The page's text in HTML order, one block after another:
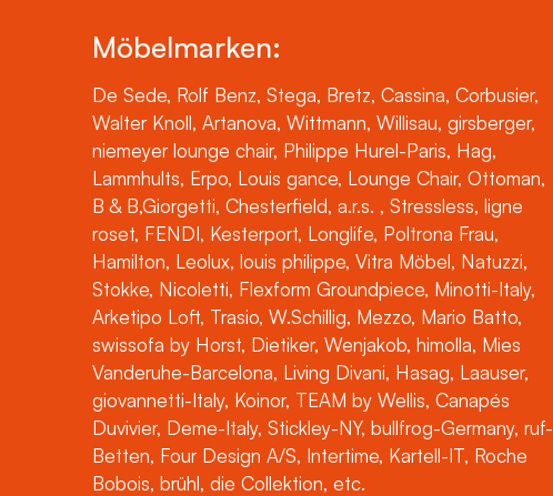
Möbelmarken:
De Sede, Rolf Benz, Stega, Bretz, Cassina, Corbusier,
Walter Knoll, Artanova, Wittmann, Willisau, girsberger,
niemeyer lounge chair, Philippe Hurel-Paris, Hag,
Lammhults, Erpo, Louis gance, Lounge Chair, Ottoman,
B & B,Giorgetti, Chesterfield, a.r.s. , Stressless, ligne
roset, FENDI, Kesterport, Longlife, Poltrona Frau,
Hamilton, Leolux, louis philippe, Vitra Möbel, Natuzzi,
Stokke, Nicoletti, Flexform Groundpiece, Minotti-Italy,
Arketipo Loft, Trasio, W.Schillig, Mezzo, Mario Batto,
swissofa by Horst, Dietiker, Wenjakob, himolla, Mies
Vanderuhe-Barcelona, Living Divani, Hasag, Laauser,
giovannetti-Italy, Koinor, TEAM by Wellis, Canapés
Duvivier, Deme-Italy, Stickley-NY, bullfrog-Germany, ruf-
Betten, Four Design A/S, Intertime, Kartell-IT, Roche
Bobois, brühl, die Collektion, etc.